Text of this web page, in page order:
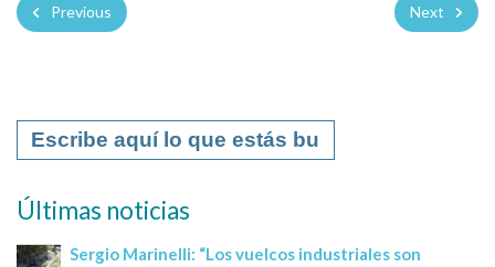
Previous Next
Últimas noticias
Sergio Marinelli: “Los vuelcos industriales son